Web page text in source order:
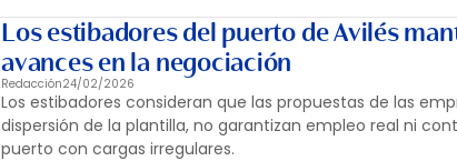
Los estibadores del puerto de Avilés
avances en la negociación
Redacción24/02/2026
Los estibadores consideran que las propuestas de las
dispersión de la plantilla, no garantizan empleo real ni
puerto con cargas irregulares.